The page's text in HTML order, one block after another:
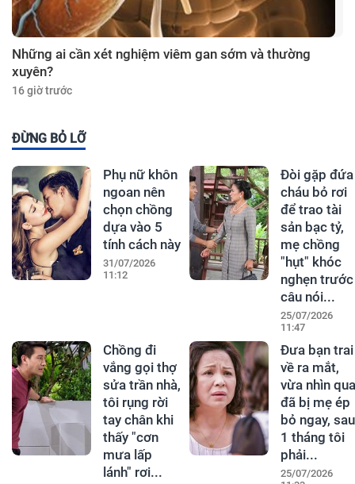
Những ai cần xét nghiệm viêm gan sớm và thường
xuyên?
16 giờ trước
ĐỪNG BỎ LỠ
Phụ nữ khôn
ngoan nên
chọn chồng
dựa vào 5
tính cách này
31/07/2026
11:12
Đòi gặp đứa
cháu bỏ rơi
để trao tài
sản bạc tỷ,
mẹ chồng
"hụt" khóc
nghẹn trước
câu nói...
25/07/2026
11:47
Chồng đi
vắng gọi thợ
sửa trần nhà,
tôi rụng rời
tay chân khi
thấy "cơn
mưa lấp
lánh" rơi...
Đưa bạn trai
về ra mắt,
vừa nhìn qua
đã bị mẹ ép
bỏ ngay, sau
1 tháng tôi
phải...
25/07/2026